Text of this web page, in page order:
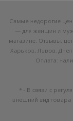
Самые недорогие
— для женщин и
магазине. Отзывы,
Харьков, Львов,
Оплата:
* - В связи с
внешний вид